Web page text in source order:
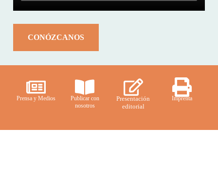
CONÓZCANOS
Prensa y Medios
Publicar con
nosotros
Presentación
editorial
Imprenta